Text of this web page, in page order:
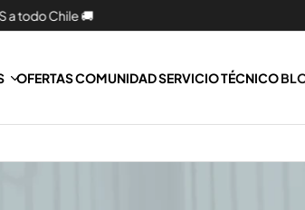
Chile 🚚
OFERTASCOMUNIDADSERVICIO TÉCNICO